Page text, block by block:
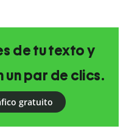
de tu texto y
un par de clics.
gratuito